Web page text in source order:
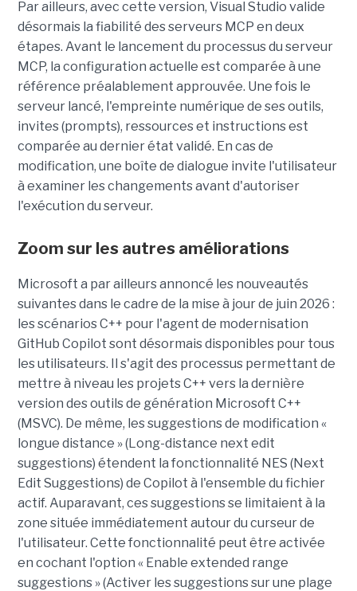
Par ailleurs, avec cette version, Visual Studio valide
désormais la fiabilité des serveurs MCP en deux
étapes. Avant le lancement du processus du serveur
MCP, la configuration actuelle est comparée à une
référence préalablement approuvée. Une fois le
serveur lancé, l'empreinte numérique de ses outils,
invites (prompts), ressources et instructions est
comparée au dernier état validé. En cas de
modification, une boîte de dialogue invite l'utilisateur
à examiner les changements avant d'autoriser
l'exécution du serveur.
Zoom sur les autres améliorations
Microsoft a par ailleurs annoncé les nouveautés
suivantes dans le cadre de la mise à jour de juin 2026 :
les scénarios C++ pour l'agent de modernisation
GitHub Copilot sont désormais disponibles pour tous
les utilisateurs. Il s'agit des processus permettant de
mettre à niveau les projets C++ vers la dernière
version des outils de génération Microsoft C++
(MSVC). De même, les suggestions de modification «
longue distance » (Long-distance next edit
suggestions) étendent la fonctionnalité NES (Next
Edit Suggestions) de Copilot à l'ensemble du fichier
actif. Auparavant, ces suggestions se limitaient à la
zone située immédiatement autour du curseur de
l'utilisateur. Cette fonctionnalité peut être activée
en cochant l'option « Enable extended range
suggestions » (Activer les suggestions sur une plage